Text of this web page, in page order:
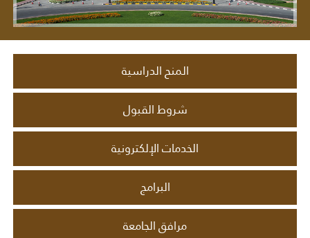
المنح الدراسية
شروط القبول
الخدمات الإلكترونية
البرامج
مرافق الجامعة